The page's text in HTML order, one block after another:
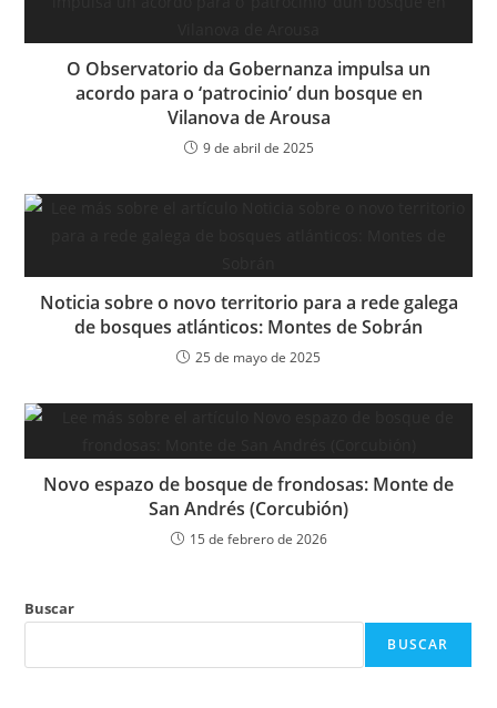
O Observatorio da Gobernanza impulsa un
acordo para o ‘patrocinio’ dun bosque en
Vilanova de Arousa
9 de abril de 2025
Noticia sobre o novo territorio para a rede galega
de bosques atlánticos: Montes de Sobrán
25 de mayo de 2025
Novo espazo de bosque de frondosas: Monte de
San Andrés (Corcubión)
15 de febrero de 2026
Buscar
BUSCAR